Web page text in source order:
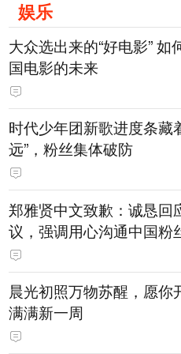
娱乐
大众选出来的“好电影” 如
国电影的未来
时代少年团新歌进度条藏
远”，粉丝集体破防
郑雅贤中文致歉：诚恳回
议，强调用心沟通中国粉
晨光初照万物苏醒，愿你
满满新一周